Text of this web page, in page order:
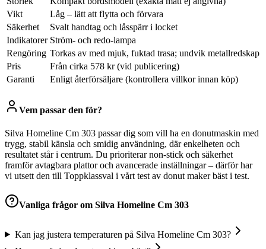
Vikt
Låg – lätt att flytta och förvara
Säkerhet
Svalt handtag och låsspärr i locket
Indikatorer Ström- och redo-lampa
Rengöring Torkas av med mjuk, fuktad trasa; undvik metallredskap
Pris
Från cirka 578 kr (vid publicering)
Garanti
Enligt återförsäljare (kontrollera villkor innan köp)
Vem passar den för?
Silva Homeline Cm 303 passar dig som vill ha en donutmaskin med
trygg, stabil känsla och smidig användning, där enkelheten och
resultatet står i centrum. Du prioriterar non-stick och säkerhet
framför avtagbara plattor och avancerade inställningar – därför har
vi utsett den till Toppklassval i vårt test av donut maker bäst i test.
Vanliga frågor om Silva Homeline Cm 303
Kan jag justera temperaturen på Silva Homeline Cm 303?